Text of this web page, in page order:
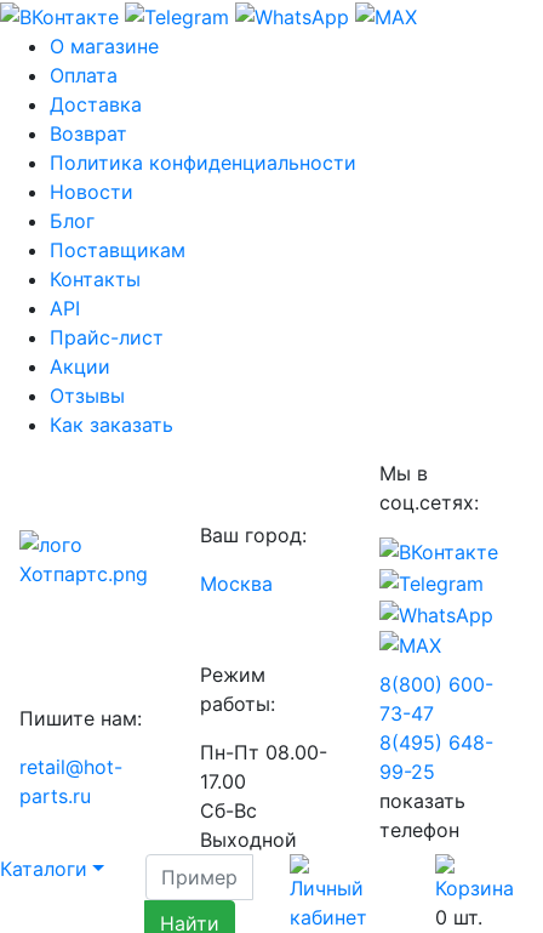
О магазине
Оплата
Доставка
Возврат
Политика конфиденциальности
Новости
Блог
Поставщикам
Контакты
API
Прайс-лист
Акции
Отзывы
Как заказать
Ваш город:
Москва
Мы в
соц.сетях:
Пишите нам:
retail@hot-
parts.ru
Режим
работы:
Пн-Пт 08.00-
17.00
Сб-Вс
Выходной
8(800) 600-
73-47
8(495) 648-
99-25
показать
телефон
Каталоги
0 шт.